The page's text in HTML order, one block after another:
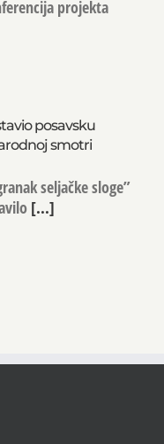
projekta
posavsku
smotri
seljačke sloge”
[...]